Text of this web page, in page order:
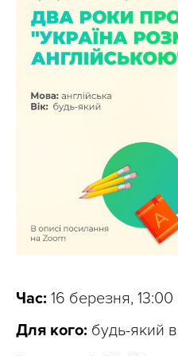
Час: 16 березня, 13:00
Для кого: будь-який